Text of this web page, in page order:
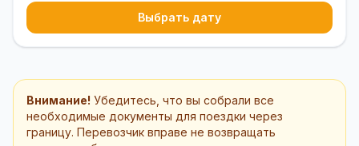
Выбрать дату
Внимание! Убедитесь, что вы собрали все
необходимые документы для поездки через
границу. Перевозчик вправе не возвращать